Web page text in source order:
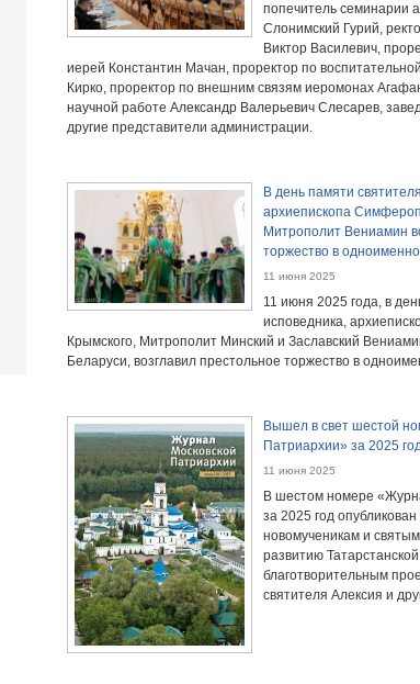
попечитель семинарии
Слонимский Гурий,
Виктор Василевич,
иерей Константин Мачан, проректор по
Кирко, проректор по внешним связям иеромонах
научной работе Александр Валерьевич Слесарев,
другие представители администрации.
В день памяти
архиепископа
Митрополит Вениамин
торжество в
11 июня 2025
11 июня 2025 года, в
исповедника,
Крымского, Митрополит Минский и Заславский
Беларуси, возглавил престольное торжество в
Вышел в свет шестой
Патриархии» за 2025
11 июня 2025
В шестом номере
за 2025 год
новомученикам и
развитию
благотворительным
святителя Алексия и